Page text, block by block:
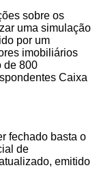
sobre os
uma simulação
por um
imobiliários
de 800
Caixa
fechado basta o
de
emitido